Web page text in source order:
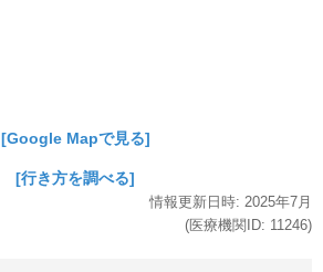
[Google Mapで見る]
[行き方を調べる]
情報更新日時: 2025年7月
(医療機関ID: 11246)